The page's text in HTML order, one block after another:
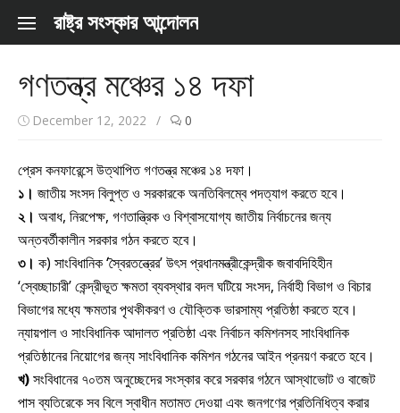
Skip to content
রাষ্ট্র সংস্কার আন্দোলন
গণতন্ত্র মঞ্চের ১৪ দফা
December 12, 2022 / 0
প্রেস কনফারেন্সে উত্থাপিত গণতন্ত্র মঞ্চের ১৪ দফা।
১। জাতীয় সংসদ বিলুপ্ত ও সরকারকে অনতিবিলম্বে পদত্যাগ করতে হবে।
২। অবাধ, নিরপেক্ষ, গণতান্ত্রিক ও বিশ্বাসযোগ্য জাতীয় নির্বাচনের জন্য
অন্তবর্তীকালীন সরকার গঠন করতে হবে।
৩। ক) সাংবিধানিক ‘স্বৈরতন্ত্রের’ উৎস প্রধানমন্ত্রীকেন্দ্রীক জবাবদিহিহীন
‘স্বেচ্ছাচারী’ কেন্দ্রীভূত ক্ষমতা ব্যবস্থার বদল ঘটিয়ে সংসদ, নির্বাহী বিভাগ ও বিচার
বিভাগের মধ্যে ক্ষমতার পৃথকীকরণ ও যৌক্তিক ভারসাম্য প্রতিষ্ঠা করতে হবে।
ন্যায়পাল ও সাংবিধানিক আদালত প্রতিষ্ঠা এবং নির্বাচন কমিশনসহ সাংবিধানিক
প্রতিষ্ঠানের নিয়োগের জন্য সাংবিধানিক কমিশন গঠনের আইন প্রনয়ণ করতে হবে।
খ)সংবিধানের ৭০তম অনুচ্ছেদের সংস্কার করে সরকার গঠনে আস্থাভোট ও বাজেট
পাস ব্যতিরেকে সব বিলে স্বাধীন মতামত দেওয়া এবং জনগণের প্রতিনিধিত্ব করার